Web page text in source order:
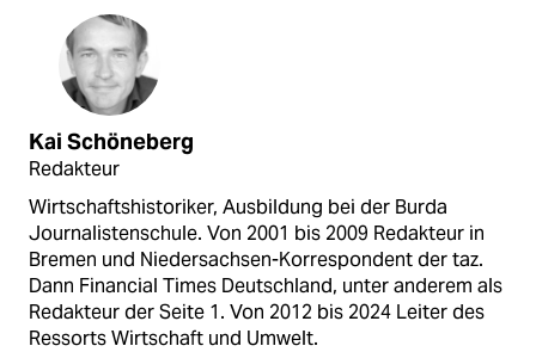
Kai Schöneberg
Redakteur
Wirtschaftshistoriker, Ausbildung bei der Burda
Journalistenschule. Von 2001 bis 2009 Redakteur in
Bremen und Niedersachsen-Korrespondent der taz.
Dann Financial Times Deutschland, unter anderem als
Redakteur der Seite 1. Von 2012 bis 2024 Leiter des
Ressorts Wirtschaft und Umwelt.